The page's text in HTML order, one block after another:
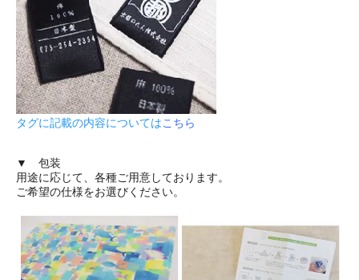
タグに記載の内容についてはこちら
▼ 包装
用途に応じて、各種ご用意しております。
ご希望の仕様をお選びください。